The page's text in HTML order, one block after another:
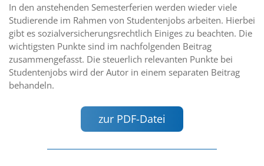
In den anstehenden Semesterferien werden wieder viele
Studierende im Rahmen von Studentenjobs arbeiten. Hierbei
gibt es sozialversicherungsrechtlich Einiges zu beachten. Die
wichtigsten Punkte sind im nachfolgenden Beitrag
zusammengefasst. Die steuerlich relevanten Punkte bei
Studentenjobs wird der Autor in einem separaten Beitrag
behandeln.
zur PDF-Datei